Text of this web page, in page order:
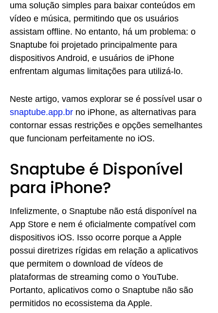
uma solução simples para baixar conteúdos em
vídeo e música, permitindo que os usuários
assistam offline. No entanto, há um problema: o
Snaptube foi projetado principalmente para
dispositivos Android, e usuários de iPhone
enfrentam algumas limitações para utilizá-lo.
Neste artigo, vamos explorar se é possível usar o
snaptube.app.br no iPhone, as alternativas para
contornar essas restrições e opções semelhantes
que funcionam perfeitamente no iOS.
Snaptube é Disponível
para iPhone?
Infelizmente, o Snaptube não está disponível na
App Store e nem é oficialmente compatível com
dispositivos iOS. Isso ocorre porque a Apple
possui diretrizes rígidas em relação a aplicativos
que permitem o download de vídeos de
plataformas de streaming como o YouTube.
Portanto, aplicativos como o Snaptube não são
permitidos no ecossistema da Apple.